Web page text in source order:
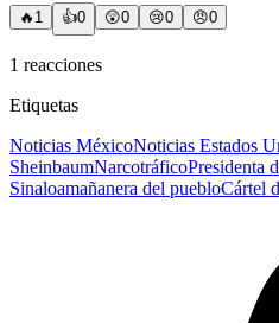
🔥 1 👍0 😲0 😢0 😠0
1 reacciones
Etiquetas
Noticias MéxicoNoticias Estados
SheinbaumNarcotráficoPresidenta
Sinaloamañanera del puebloCártel